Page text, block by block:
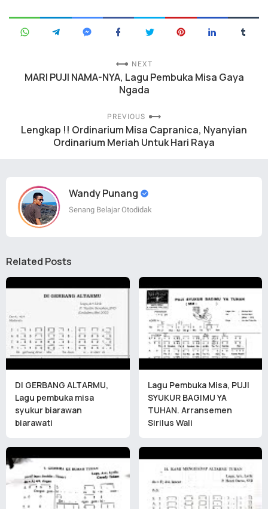
NEXT
MARI PUJI NAMA-NYA, Lagu Pembuka Misa Gaya
Ngada
PREVIOUS
Lengkap !! Ordinarium Misa Capranica, Nyanyian
Ordinarium Meriah Untuk Hari Raya
Wandy Punang
Senang Belajar Otodidak
Related Posts
DI GERBANG ALTARMU,
Lagu pembuka misa
syukur biarawan
biarawati
Lagu Pembuka Misa, PUJI
SYUKUR BAGIMU YA
TUHAN. Arransemen
Sirilus Wali